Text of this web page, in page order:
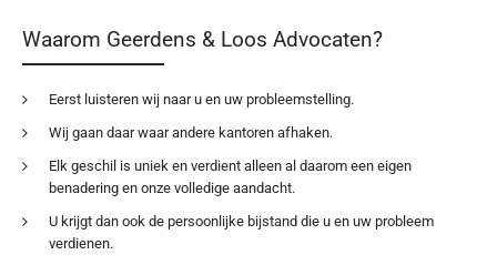
Waarom Geerdens & Loos Advocaten?
Eerst luisteren wij naar u en uw probleemstelling.
Wij gaan daar waar andere kantoren afhaken.
Elk geschil is uniek en verdient alleen al daarom een eigen
benadering en onze volledige aandacht.
U krijgt dan ook de persoonlijke bijstand die u en uw probleem
verdienen.